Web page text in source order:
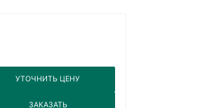
УТОЧНИТЬ ЦЕНУ
ЗАКАЗАТЬ